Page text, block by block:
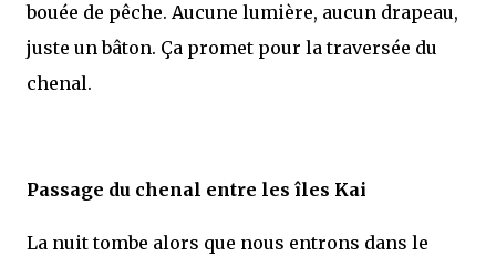
bouée de pêche. Aucune lumière, aucun drapeau,
juste un bâton. Ça promet pour la traversée du
chenal.
Passage du chenal entre les îles Kai
La nuit tombe alors que nous entrons dans le